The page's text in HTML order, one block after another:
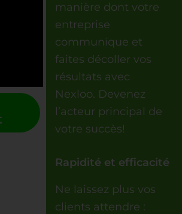
manière dont votre
entreprise
communique et
faites décoller vos
résultats avec
Nexloo. Devenez
l’acteur principal de
votre succès!
Rapidité et efficacité
Ne laissez plus vos
clients attendre :